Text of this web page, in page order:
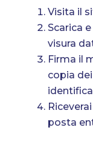
Visita il
Scarica
visura
Firma il
copia
posta